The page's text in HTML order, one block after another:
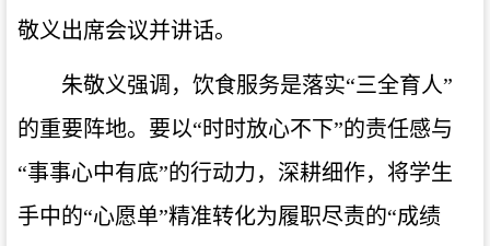
敬义出席会议并讲话。
朱敬义强调，饮食服务是落实“三全育人”
的重要阵地。要以“时时放心不下”的责任感与
“事事心中有底”的行动力，深耕细作，将学生
手中的“心愿单”精准转化为履职尽责的“成绩